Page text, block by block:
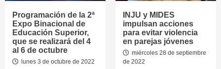
Programación de la 2ª
Expo Binacional de
Educación Superior,
que se realizará del 4
al 6 de octubre
lunes 3 de octubre de 2022
INJU y MIDES
impulsan acciones
para evitar violencia
en parejas jóvenes
miércoles 28 de septiembre
de 2022